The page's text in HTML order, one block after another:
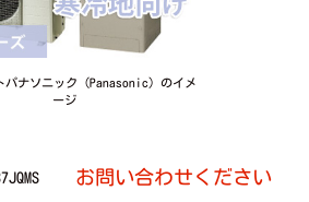
パナソニック（Panasonic）のイメ
ージ
お問い合わせください